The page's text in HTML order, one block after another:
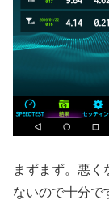
まずまず。悪
ないので十分で